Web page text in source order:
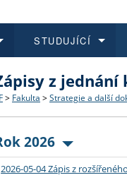
Struktura a historie
Strategie a další
Podpora a benefity pro
Co studovat a jak se
Učitelské studijní
Informace k průběhu
STUDUJÍCÍ
Bakalářské a magisterské
Doktorské studium
Rigorózní řízení
O vědě a výzkumu na FF
Akademické kvalifikace
Granty a projekty
Aktuální nabídky a
Vyjíždějící studenti
Přijíždějící studenti
z jednání
> Fakulta > Strategie a další
2026
2026-05-04 Zápis z